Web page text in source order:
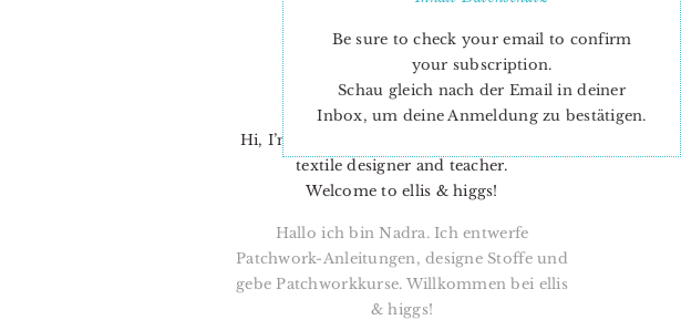
Hi, I’m Nadra. I’m a quilt pattern designer,
textile designer and teacher.
Welcome to ellis & higgs!
Hallo ich bin Nadra. Ich entwerfe
Patchwork-Anleitungen, designe Stoffe und
gebe Patchworkkurse. Willkommen bei ellis
& higgs!
Be sure to check your email to confirm
your subscription.
Schau gleich nach der Email in deiner
Inbox, um deine Anmeldung zu bestätigen.